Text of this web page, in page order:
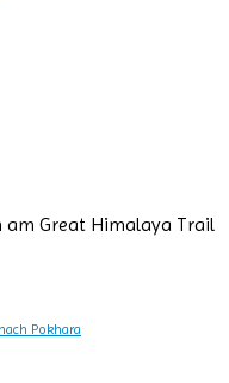
am Great Himalaya Trail
Pokhara